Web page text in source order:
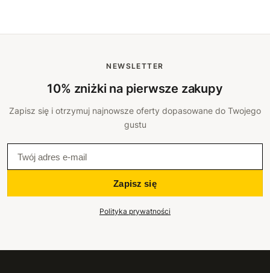
NEWSLETTER
10% zniżki na pierwsze zakupy
Zapisz się i otrzymuj najnowsze oferty dopasowane do Twojego
gustu
Zapisz się
Polityka prywatności